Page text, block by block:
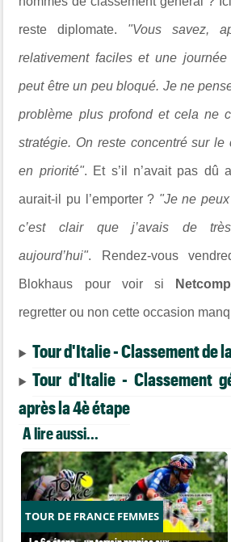
reste diplomate. "Vous savez,
relativement faciles et une
peut être un peu bloqué. Je ne
problème plus profond et cela ne
stratégie. On reste concentré sur le
en priorité". Et s’il n’avait pas dû
aurait-il pu l’emporter ? "Je ne peux
c’est clair que j’avais de
aujourd’hui". Rendez-vous
Blokhaus pour voir si
regretter ou non cette occasion
Tour d'Italie - Classement de
Tour d'Italie - Classement
après la 4è étape
A lire aussi...
TOUR DE FRANCE FEMMES